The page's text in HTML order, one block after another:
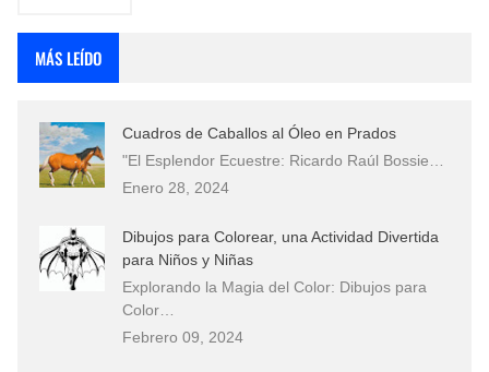
MÁS LEÍDO
Cuadros de Caballos al Óleo en Prados
"El Esplendor Ecuestre: Ricardo Raúl Bossie…
Enero 28, 2024
Dibujos para Colorear, una Actividad Divertida
para Niños y Niñas
Explorando la Magia del Color: Dibujos para
Color…
Febrero 09, 2024